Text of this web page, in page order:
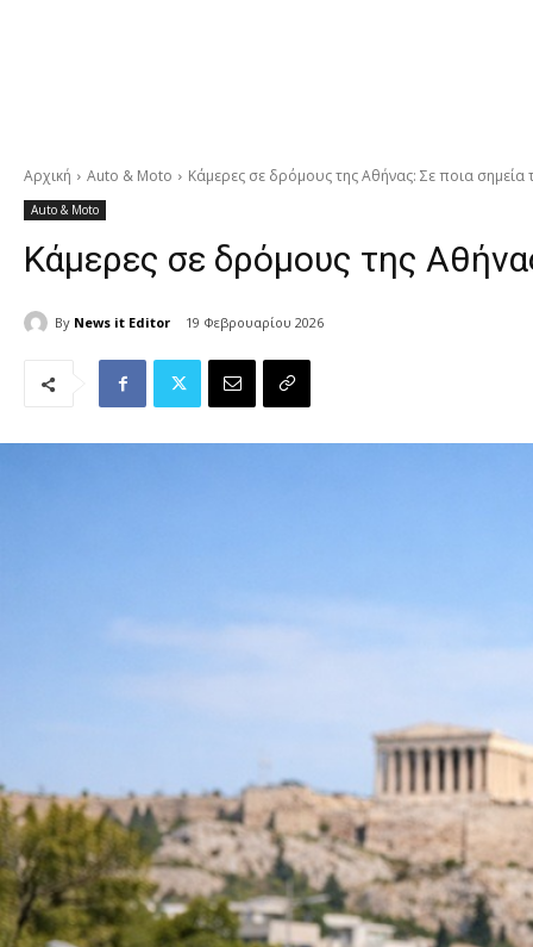
Αρχική Auto & Moto Κάμερες σε δρόμους της Αθήνας: Σε ποια σημεία
Auto & Moto
Κάμερες σε δρόμους της
By News it Editor 19 Φεβρουαρίου 2026